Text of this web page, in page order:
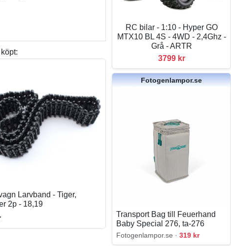
Larvband - Tiger,
2p - 18,19
RC bilar - 1:10 - Hyper GO
MTX10 BL 4S - 4WD - 2,4Ghz -
Grå - ARTR
3799 kr
Fotogenlampor.se
Transport Bag till Feuerhand
Baby Special 276, ta-276
Fotogenlampor.se ·319 kr